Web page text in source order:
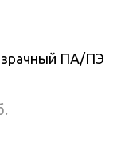
ПА/ПЭ